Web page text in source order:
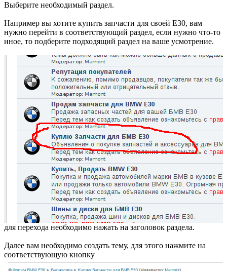
Выберите необходимый раздел.
Например вы хотите купить запчасти для своей Е30, вам
нужно перейти в соответствующий раздел, если нужно что-то
иное, то подберите подходящий раздел на ваше усмотрение.
для перехода необходимо нажать на заголовок раздела.
Далее вам необходимо создать тему, для этого нажмите на
соответствующую кнопку